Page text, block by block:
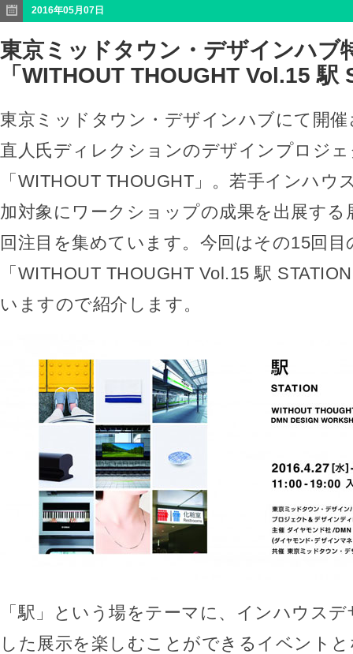
2016年05月07日
東京ミッドタウン・デザインハブ
「WITHOUT THOUGHT Vol.15 駅
東京ミッドタウン・デザインハブにて開
直人氏ディレクションのデザインプロジ
「WITHOUT THOUGHT」。若手インハウ
加対象にワークショップの成果を出展する
回注目を集めています。今回はその15回
「WITHOUT THOUGHT Vol.15 駅
いますので紹介します。
「駅」という場をテーマに、インハウス
した展示を楽しむことができるイベント